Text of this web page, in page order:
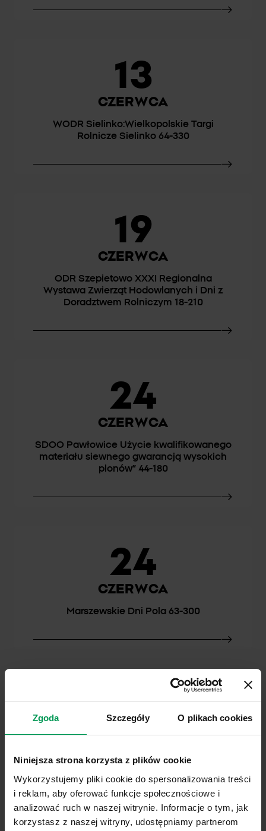
Zgoda Szczegóły O plikach cookies
Niniejsza strona korzysta z plików cookie
Wykorzystujemy pliki cookie do spersonalizowania treści
i reklam, aby oferować funkcje społecznościowe i
analizować ruch w naszej witrynie. Informacje o tym, jak
korzystasz z naszej witryny, udostępniamy partnerom
13
CZERWCA
WODR Sielinko:Wielkopolskie Targi
Rolnicze Sielinko 64-330
19
CZERWCA
ODR Szepietowo XXXI Regionalna
Wystawa Zwierząt Hodowlanych i Dni z
Doradztwem Rolniczym 18-210
24
CZERWCA
SDOO Pawłowice Użycie kwalifikowanego
materiału siewnego gwarancją wysokich
plonów” 44-180
24
CZERWCA
Marszewskie Dni Pola 63-300
04
LIPCA